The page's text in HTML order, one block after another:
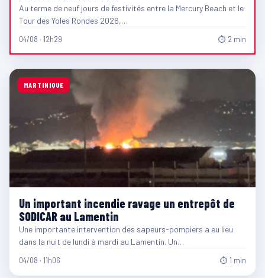
Au terme de neuf jours de festivités entre la Mercury Beach et le
Tour des Yoles Rondes 2026,…
04/08 · 12h29 ⏱ 2 min
MARTINIQUE
Un important incendie ravage un entrepôt de
SODICAR au Lamentin
Une importante intervention des sapeurs-pompiers a eu lieu
dans la nuit de lundi à mardi au Lamentin. Un…
04/08 · 11h06 ⏱ 1 min